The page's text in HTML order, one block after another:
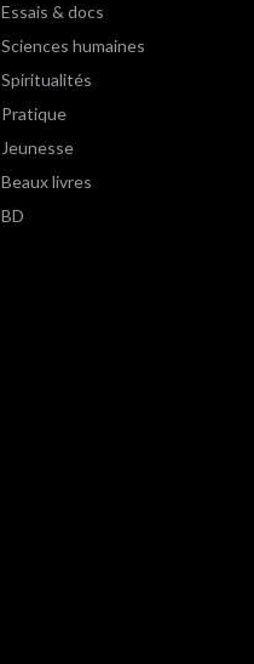
Essais & docs
Sciences humaines
Spiritualités
Pratique
Jeunesse
Beaux livres
BD